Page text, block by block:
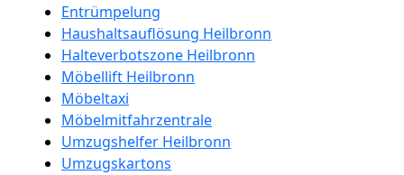
Entrümpelung
Haushaltsauflösung Heilbronn
Halteverbotszone Heilbronn
Möbellift Heilbronn
Möbeltaxi
Möbelmitfahrzentrale
Umzugshelfer Heilbronn
Umzugskartons